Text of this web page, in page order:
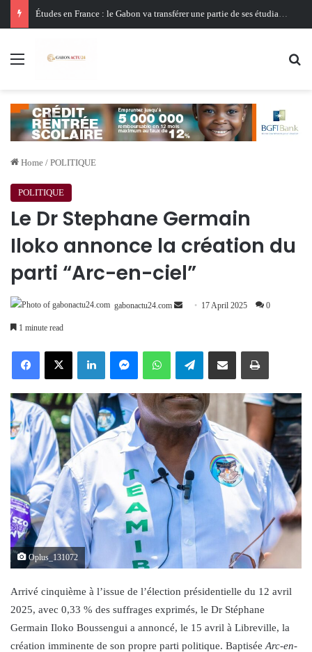
Études en France : le Gabon va transférer une partie de ses étudiants boursiers vers des universités africaines
Menu
Home / POLITIQUE
POLITIQUE
Le Dr Stephane Germain
Iloko annonce la création du
parti “Arc-en-ciel”
gabonactu24.com
Send 17 April 2025 0
1 minute read
FacebookX LinkedInMessengerWhatsAppTelegramShare via Email Print
Oplus_131072
Arrivé cinquième à l’issue de l’élection présidentielle du 12 avril
2025, avec 0,33 % des suffrages exprimés, le Dr Stéphane
Germain Iloko Boussengui a annoncé, le 15 avril à Libreville, la
création imminente de son propre parti politique. Baptisée Arc-en-